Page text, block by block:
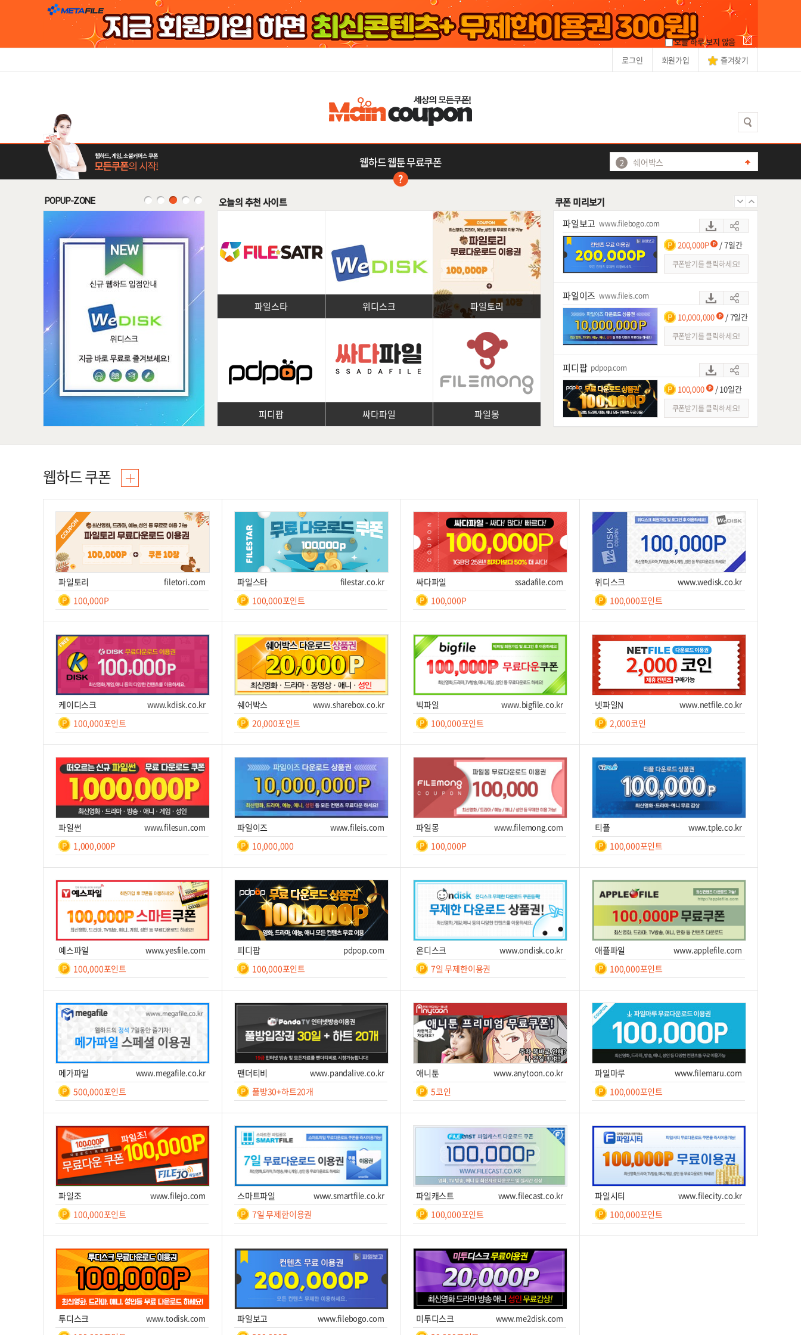
오늘 하루 보지 않음
로그인
회원가입 즐겨찾기
웹하드 웹툰 무료쿠폰
미투디스크
쉐어박스
티플
애플파일
파일캐스트
베가디스크
스마트파일
피디팝
파일혼
POPUP-ZONE 오늘의 추천 사이트
파일스타 위디스크 파일토리
피디팝 싸다파일 파일몽
쿠폰 미리보기
빅파일 www.bigfile.co.kr
100,000
쿠폰받기를 클릭하세요!
www.sharebox.co.kr
20,000 / 7일간
파일보고 www.filebogo.com
200,000P / 7일간
쿠폰받기를 클릭하세요!
파일이즈 www.fileis.com
10,000,000 / 7일간
쿠폰받기를 클릭하세요!
피디팝 pdpop.com
100,000 / 10일간
쿠폰받기를 클릭하세요!
싸다파일 ssadafile.com
100,000P / 등록후 7일간
쿠폰받기를 클릭하세요!
쉐어박스 www.sharebox.co.kr
쿠폰받기를 클릭하세요!
파일보고 www.filebogo.com
200,000P / 7일간
쿠폰받기를 클릭하세요!
파일이즈 www.fileis.com
쿠폰받기를 클릭하세요!
pdpop.com
100,000 / 10일간
웹하드 쿠폰
파일토리 filetori.com
100,000P
쿠폰번호 쿠폰받기를 클릭하세요!
쿠폰받기 사이트 이동
파일스타 filestar.co.kr
100,000포인트
쿠폰번호 쿠폰받기를 클릭하세요!
쿠폰받기 사이트 이동
싸다파일 ssadafile.com
100,000P
쿠폰번호 쿠폰받기를 클릭하세요!
쿠폰받기 사이트 이동
위디스크 www.wedisk.co.kr
100,000포인트
쿠폰번호 쿠폰받기를 클릭하세요!
쿠폰받기 사이트 이동
케이디스크 www.kdisk.co.kr
100,000포인트
쿠폰번호 쿠폰받기를 클릭하세요!
쿠폰받기 사이트 이동
쉐어박스 www.sharebox.co.kr
20,000포인트
쿠폰번호 쿠폰받기를 클릭하세요!
쿠폰받기 사이트 이동
빅파일 www.bigfile.co.kr
100,000포인트
쿠폰번호 쿠폰받기를 클릭하세요!
쿠폰받기 사이트 이동
넷파일N www.netfile.co.kr
2,000코인
후 7
쿠폰번호 쿠폰받기를 클릭하세요!
쿠폰받기 사이트 이동
파일썬 www.filesun.com
1,000,000P
일
쿠폰번호 쿠폰받기를 클릭하세요!
사이트 이동
파일이즈 www.fileis.com
10,000,000
쿠폰번호 쿠폰받기를 클릭하세요!
쿠폰받기 사이트 이동
파일몽 www.filemong.com
100,000P
쿠폰번호 쿠폰받기를 클릭하세요!
쿠폰받기 사이트 이동
티플 www.tple.co.kr
100,000포인트
쿠폰번호 쿠폰받기를 클릭하세요!
쿠폰받기 사이트 이동
예스파일 www.yesfile.com
100,000포인트
쿠폰번호 쿠폰받기를 클릭하세요!
쿠폰받기 사이트 이동
피디팝 pdpop.com
100,000포인트
쿠폰번호 쿠폰받기를 클릭하세요!
쿠폰받기 사이트 이동
온디스크 www.ondisk.co.kr
7일 무제한이용권
쿠폰번호 쿠폰받기를 클릭하세요!
쿠폰받기 사이트 이동
애플파일 www.applefile.com
100,000포인트
쿠폰번호 쿠폰받기를 클릭하세요!
쿠폰받기 사이트 이동
메가파일 www.megafile.co.kr
500,000포인트
쿠폰번호 쿠폰받기를 클릭하세요!
쿠폰받기 사이트 이동
팬더티비 www.pandalive.co.kr
풀방30+하트20개
쿠폰번호 쿠폰받기를 클릭하세요!
쿠폰받기 사이트 이동
애니툰 www.anytoon.co.kr
5코인
쿠폰번호 쿠폰받기를 클릭하세요!
쿠폰받기 사이트 이동
파일마루 www.filemaru.com
100,000포인트
쿠폰번호 쿠폰받기를 클릭하세요!
쿠폰받기 사이트 이동
파일조 www.filejo.com
100,000포인트
쿠폰번호 쿠폰받기를 클릭하세요!
쿠폰받기 사이트 이동
스마트파일 www.smartfile.co.kr
7일 무제한이용권
쿠폰번호 쿠폰받기를 클릭하세요!
쿠폰받기 사이트 이동
파일캐스트 www.filecast.co.kr
100,000포인트
쿠폰번호 쿠폰받기를 클릭하세요!
쿠폰받기 사이트 이동
파일시티 www.filecity.co.kr
100,000포인트
투디스크 www.todisk.com 파일보고 www.filebogo.com 미투디스크 www.me2disk.com